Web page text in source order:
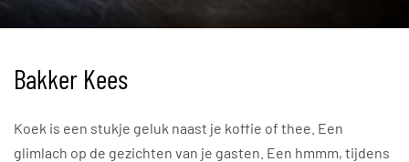
Bakker Kees
Koek is een stukje geluk naast je koffie of thee. Een
glimlach op de gezichten van je gasten. Een hmmm, tijdens